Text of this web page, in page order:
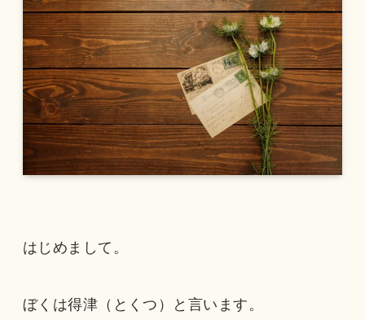
はじめまして。
ぼくは得津（とくつ）と言います。